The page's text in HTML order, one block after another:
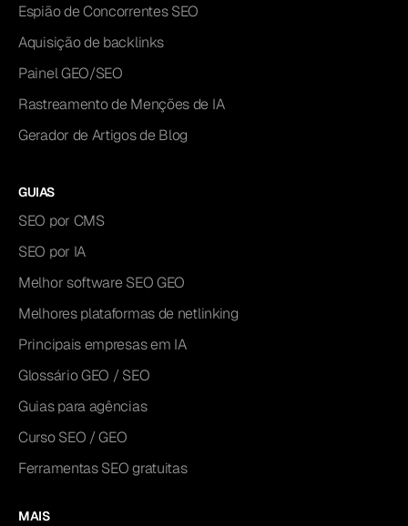
Espião de Concorrentes SEO
Aquisição de backlinks
Painel GEO/SEO
Rastreamento de Menções de IA
Gerador de Artigos de Blog
GUIAS
SEO por CMS
SEO por IA
Melhor software SEO GEO
Melhores plataformas de netlinking
Principais empresas em IA
Glossário GEO / SEO
Guias para agências
Curso SEO / GEO
Ferramentas SEO gratuitas
MAIS